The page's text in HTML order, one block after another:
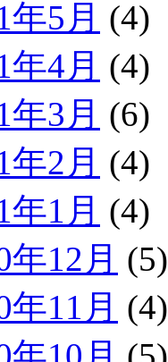
年5月 (4)
年4月 (4)
年3月 (6)
年2月 (4)
年1月 (4)
年12月 (5)
年11月 (4)